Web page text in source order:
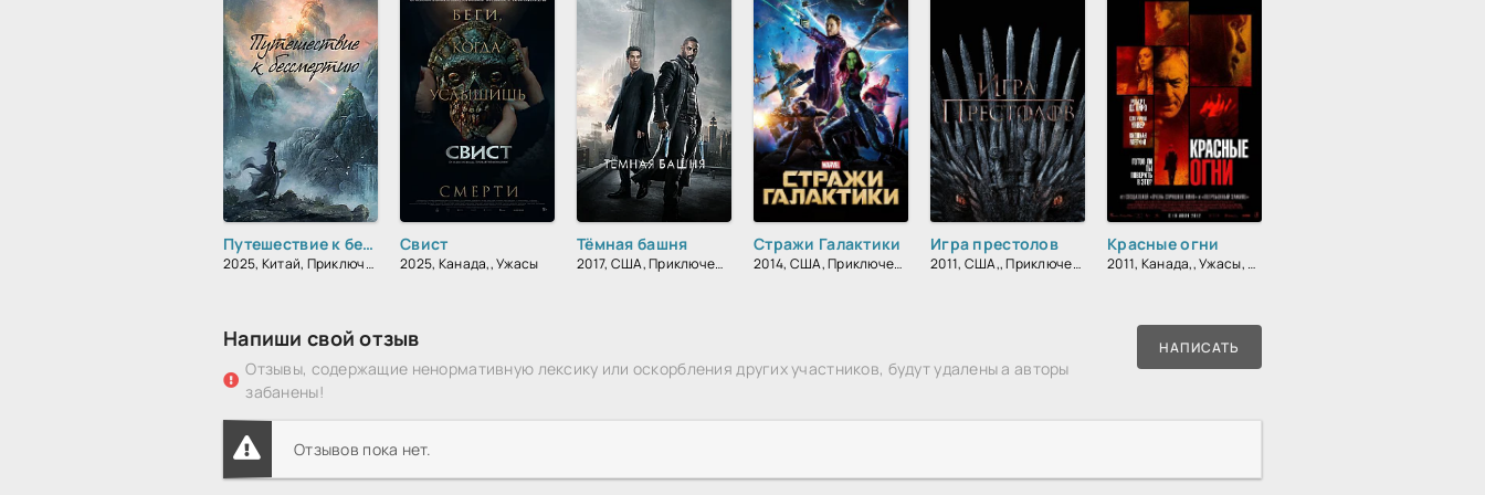
Путешествие к бессмертию
2025, Китай, Приключения, Мелодрама, Драма
Свист
2025, Канада,, Ужасы
Тёмная башня
2017, США, Приключения, Ужасы, Фантастика, Фэнтези, Блокбастер, Вестерн, Боевик, Зарубежный
Стражи Галактики
2014, США, Приключения, Фантастика, Блокбастер, Комедия, Боевик, Зарубежный
Игра престолов
2011, США,, Приключения, Фэнтези, Блокбастер, Мистический, Боевик, Зарубежный, Мелодрама, Драма
Красные огни
2011, Канада,, Ужасы, Фэнтези, Детектив, Триллер, Драма
Напиши свой отзыв
Отзывы, содержащие ненормативную лексику или оскорбления других участников, будут удалены а авторы
забанены!
НАПИСАТЬ
Отзывов пока нет.